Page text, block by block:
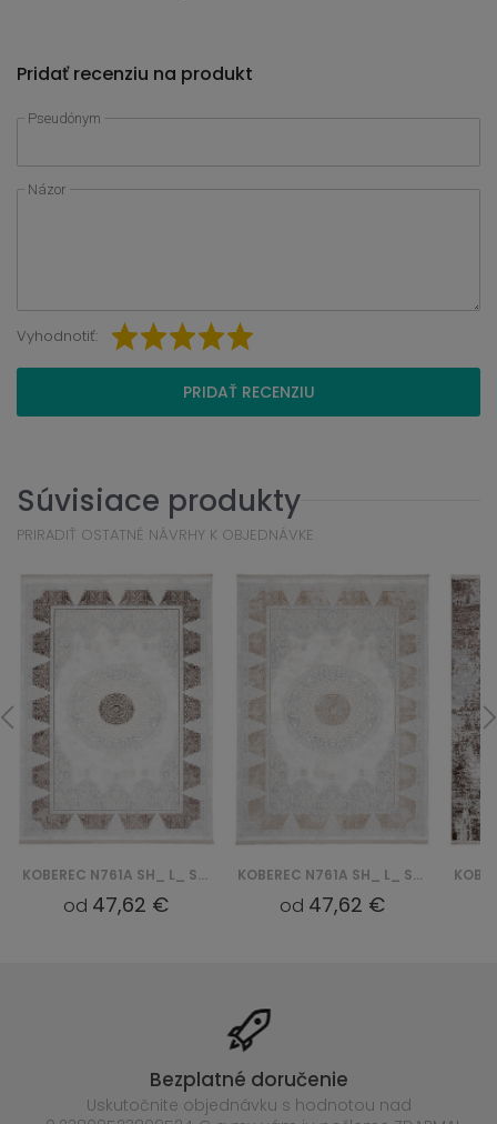
Pridať recenziu na produkt
Pseudónym
Názor
Vyhodnotiť:
PRIDAŤ RECENZIU
Súvisiace produkty
PRIRADIŤ OSTATNÉ NÁVRHY K OBJEDNÁVKE
KOBEREC N761A SH_ L_ SAHARA - KREMOWY, BRĄZOWY
od 47,62 €
KOBEREC N761A SH_ L_ SAHARA - KREMOWY, BEŻOWY
od 47,62 €
Bezplatné doručenie
Uskutočnite objednávku s hodnotou nad